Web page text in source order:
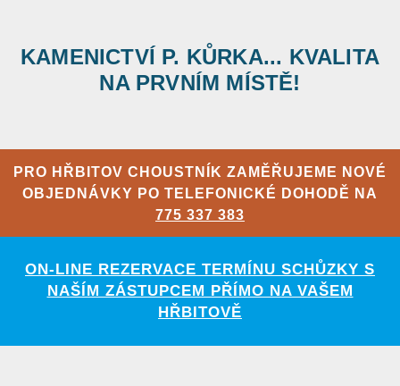
KAMENICTVÍ P. KŮRKA... KVALITA
NA PRVNÍM MÍSTĚ!
PRO HŘBITOV CHOUSTNÍK ZAMĚŘUJEME NOVÉ
OBJEDNÁVKY PO TELEFONICKÉ DOHODĚ NA
775 337 383
ON-LINE REZERVACE TERMÍNU SCHŮZKY S
NAŠÍM ZÁSTUPCEM PŘÍMO NA VAŠEM
HŘBITOVĚ